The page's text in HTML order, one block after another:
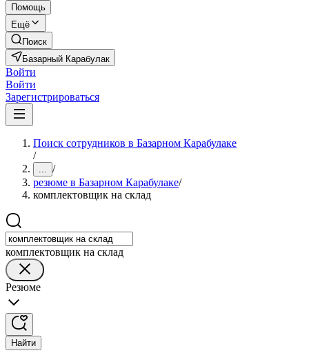
Помощь
Ещё
Поиск
Базарный Карабулак
Войти
Войти
Зарегистрироваться
Поиск сотрудников в Базарном Карабулаке
/
... /
резюме в Базарном Карабулаке/
комплектовщик на склад
комплектовщик на склад
Резюме
Найти